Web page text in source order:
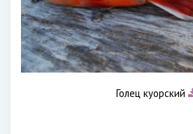
Голец куорский